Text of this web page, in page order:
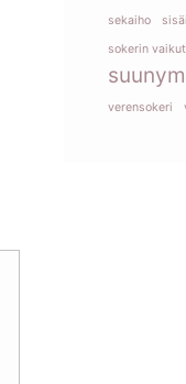
sekaiho
sokerin
verensokeri